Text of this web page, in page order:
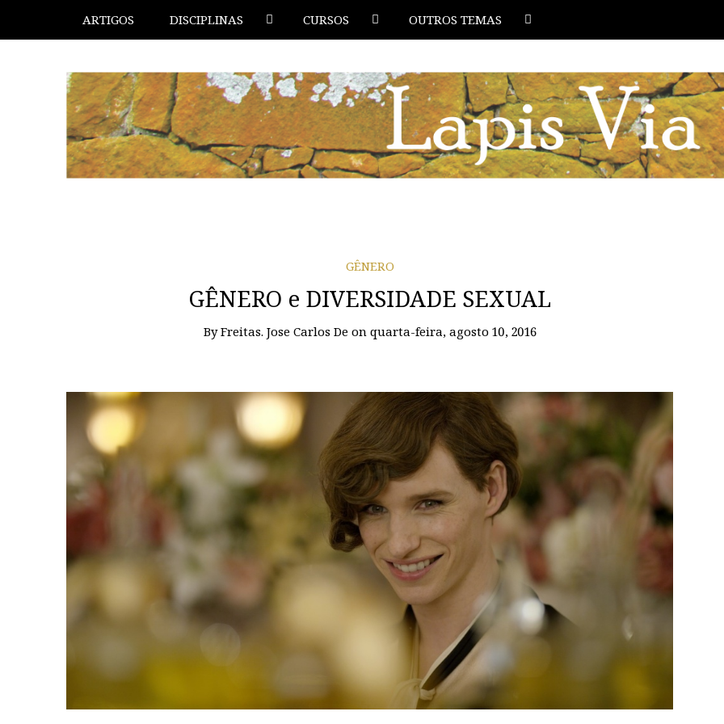
ARTIGOS DISCIPLINAS CURSOS OUTROS TEMAS
GÊNERO
GÊNERO e DIVERSIDADE SEXUAL
ByFreitas. Jose Carlos De on quarta-feira, agosto 10, 2016